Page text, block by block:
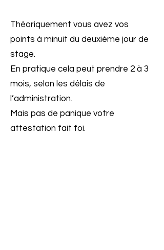
Théoriquement vous avez vos
points à minuit du deuxième jour de
stage.
En pratique cela peut prendre 2 à 3
mois, selon les délais de
l’administration.
Mais pas de panique votre
attestation fait foi.